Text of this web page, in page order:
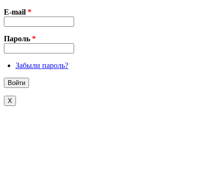
E-mail *
Пароль *
Забыли пароль?
X